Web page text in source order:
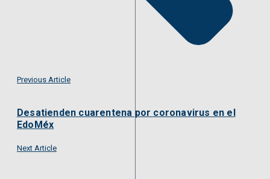
Previous Article
Desatienden cuarentena por coronavirus en el
EdoMéx
Next Article